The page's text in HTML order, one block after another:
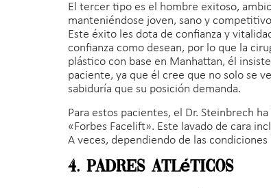
El tercer tipo es el hombre exitoso,
manteniéndose joven, sano y
Este éxito les dota de confianza y
confianza como desean, por lo que la
plástico con base en Manhattan, él
paciente, ya que él cree que no solo se
sabiduría que su posición demanda.
Para estos pacientes, el Dr. Steinbrech
«Forbes Facelift». Este lavado de cara
A veces, dependiendo de las
4. Padres atléticos